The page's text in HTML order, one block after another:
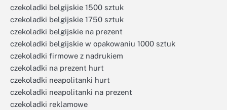
czekoladki belgijskie 1500 sztuk
czekoladki belgijskie 1750 sztuk
czekoladki belgijskie na prezent
czekoladki belgijskie w opakowaniu 1000 sztuk
czekoladki firmowe z nadrukiem
czekoladki na prezent hurt
czekoladki neapolitanki hurt
czekoladki neapolitanki na prezent
czekoladki reklamowe